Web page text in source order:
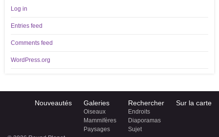
Log in
Entries feed
Comments feed
WordPress.org
Nouveautés Galeries
Oiseaux
Mammifères
Paysages
Rechercher
Endroits
Diaporamas
Sujet
Sur la carte